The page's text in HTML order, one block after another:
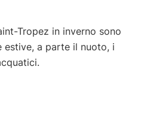
Tropez in inverno sono
estive, a parte il nuoto, i